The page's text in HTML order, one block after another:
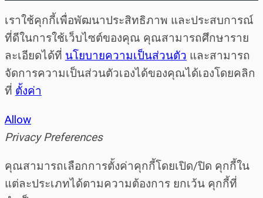
เราใช้คุกกี้เพื่อพัฒนาประสิทธิภาพ และประสบการณ์
ที่ดีในการใช้เว็บไซต์ของคุณ คุณสามารถศึกษาราย
ละเอียดได้ที่ นโยบายความเป็นส่วนตัว และสามารถ
จัดการความเป็นส่วนตัวเองได้ของคุณได้เองโดยคลิก
ที่ ตั้งค่า
Allow
Privacy Preferences
คุณสามารถเลือกการตั้งค่าคุกกี้โดยเปิด/ปิด คุกกี้ใน
แต่ละประเภทได้ตามความต้องการ ยกเว้น คุกกี้ที่